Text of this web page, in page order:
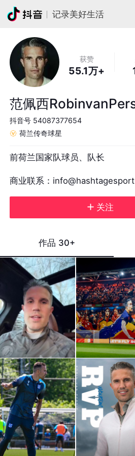
记录美好生活
获赞
55.1万+
范佩西
抖音号 54087377654
荷兰传奇球星
前荷兰国家队球员、队长
商业联系：
关注
作品 30+
新年
快
乐，
很
幸
在